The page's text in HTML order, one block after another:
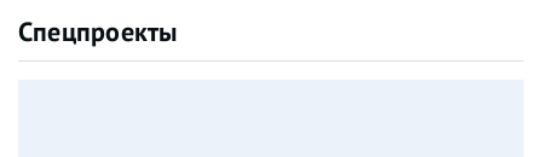
Спецпроекты